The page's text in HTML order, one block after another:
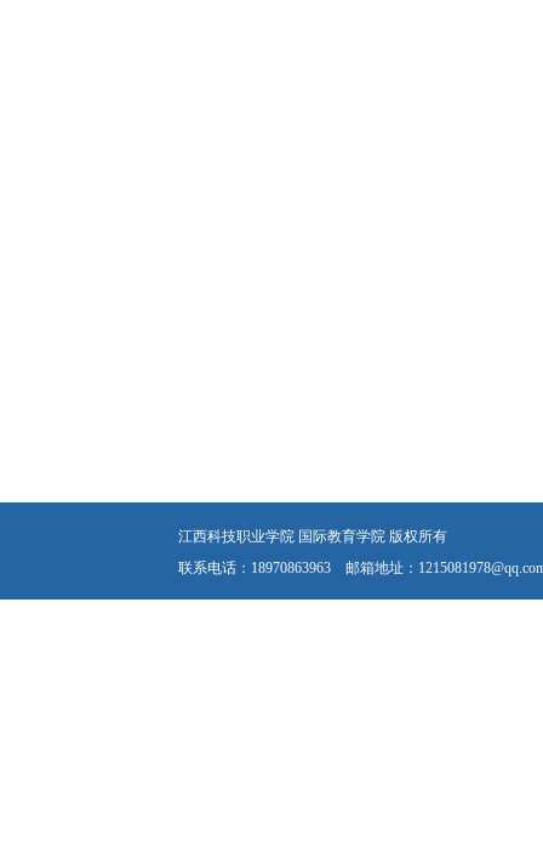
江西科技职业学院 国际教育学院 版权所有
联系电话：18970863963 邮箱地址：